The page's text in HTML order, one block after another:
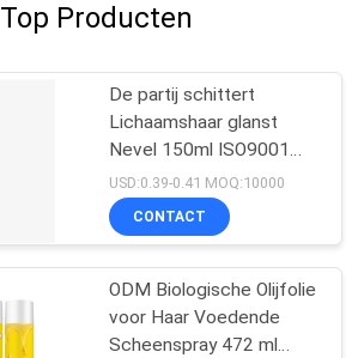
Top Producten
De partij schittert
Lichaamshaar glanst
Nevel 150ml ISO9001
SEDEX
USD:0.39-0.41 MOQ:10000
CONTACT
ODM Biologische Olijfolie
voor Haar Voedende
Scheenspray 472 ml